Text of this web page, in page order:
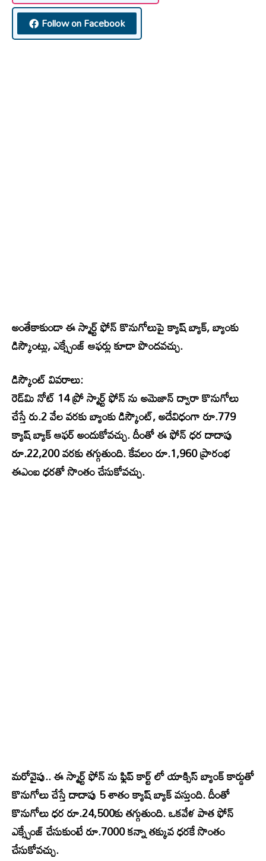
Follow on Facebook
అంతేకాకుండా ఈ స్మార్ట్ ఫోన్ కొనుగోలుపై క్యాష్ బ్యాక్, బ్యాంకు
డిస్కౌంట్లు, ఎక్స్చేంజ్ ఆఫర్లు కూడా పొందవచ్చు.
డిస్కౌంట్ వివరాలు:
రెడ్‌మి నోట్ 14 ప్రో స్మార్ట్ ఫోన్ ను అమెజాన్ ద్వారా కొనుగోలు
చేస్తే రు.2 వేల వరకు బ్యాంకు డిస్కౌంట్, అదేవిధంగా రూ.779
క్యాష్ బ్యాక్ ఆఫర్ అందుకోవచ్చు. దీంతో ఈ ఫోన్ ధర దాదాపు
రూ.22,200 వరకు తగ్గుతుంది. కేవలం రూ.1,960 ప్రారంభ
ఈఎంఐ ధరతో సొంతం చేసుకోవచ్చు.
మరోవైపు.. ఈ స్మార్ట్ ఫోన్ ను ఫ్లిప్ కార్ట్ లో యాక్సిస్ బ్యాంక్ కార్డుతో
కొనుగోలు చేస్తే దాదాపు 5 శాతం క్యాష్ బ్యాక్ వస్తుంది. దీంతో
కొనుగోలు ధర రూ.24,500కు తగ్గుతుంది. ఒకవేళ పాత ఫోన్
ఎక్స్చేంజ్ చేసుకుంటే రూ.7000 కన్నా తక్కువ ధరకే సొంతం
చేసుకోవచ్చు.